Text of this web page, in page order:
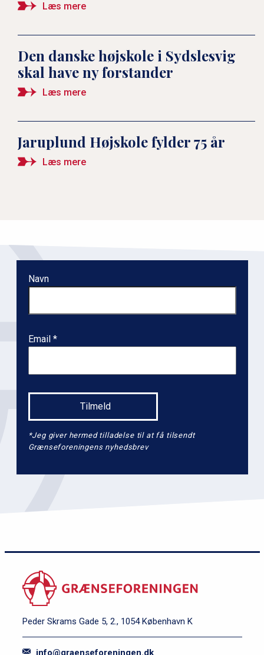
Læs mere
Den danske højskole i Sydslesvig
skal have ny forstander
Læs mere
Jaruplund Højskole fylder 75 år
Læs mere
Navn
Email
*Jeg giver hermed tilladelse til at få tilsendt
Grænseforeningens nyhedsbrev
Peder Skrams Gade 5, 2., 1054 København K
info@graenseforeningen.dk